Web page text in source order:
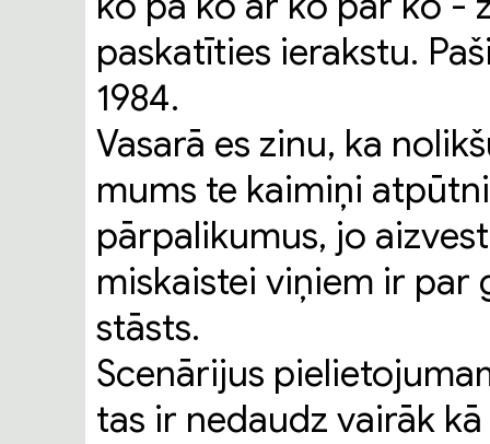
paskatīties ierakstu.
1984.
Vasarā es zinu, ka
mums te kaimiņi
pārpalikumus, jo
miskaistei viņiem ir par
stāsts.
Scenārijus
tas ir nedaudz vairāk